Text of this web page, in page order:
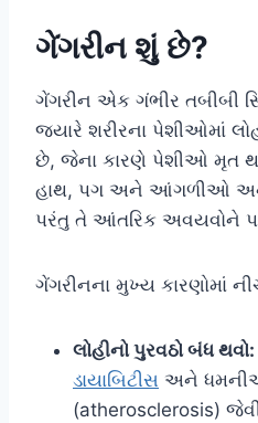
ગેંગરીન શું છે?
ગેંગરીન એક ગંભીર તબીબી
જ્યારે શરીરના પેશીઓમાં
છે, જેના કારણે પેશીઓ મૃત
હાથ, પગ અને આંગળીઓ
પરંતુ તે આંતરિક અવયવોને
ગેંગરીનના મુખ્ય કારણોમાં
લોહીનો પુરવઠો બંધ થવો:
ડાયાબિટીસ અને
(atherosclerosis)